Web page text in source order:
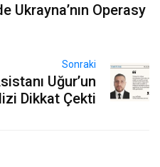
Ukrayna’nın Operasy
Sonraki
Uğur’un
Dikkat Çekti